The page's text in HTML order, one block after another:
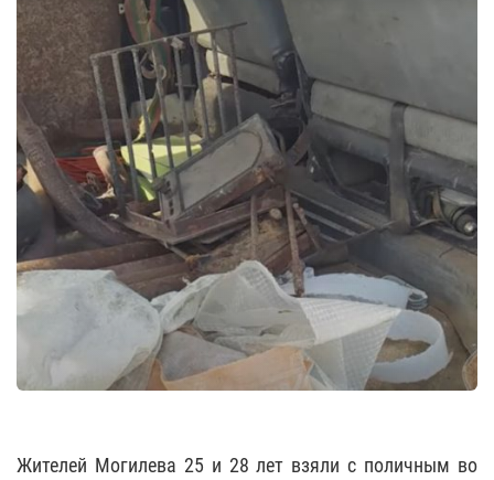
Жителей Могилева 25 и 28 лет взяли с поличным во